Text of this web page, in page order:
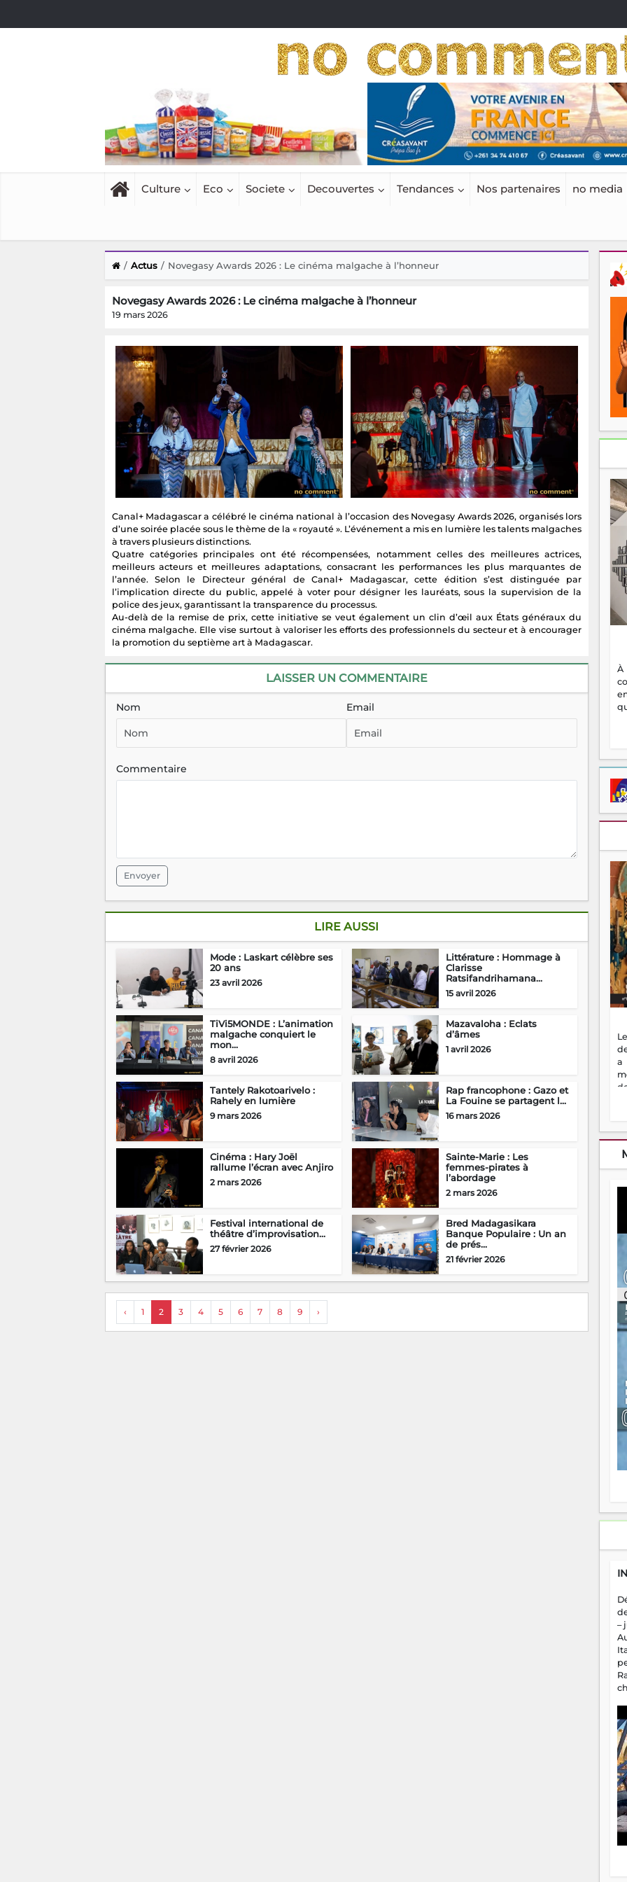
Culture Eco Societe Decouvertes Tendances Nos partenaires no media
Actus Novegasy Awards 2026 : Le cinéma malgache à l’honneur
Novegasy Awards 2026 : Le cinéma malgache à l’honneur
19 mars 2026
Canal+ Madagascar a célébré le cinéma national à l’occasion des Novegasy Awards 2026, organisés lors
d’une soirée placée sous le thème de la « royauté ». L’événement a mis en lumière les talents malgaches
à travers plusieurs distinctions.
Quatre catégories principales ont été récompensées, notamment celles des meilleures actrices,
meilleurs acteurs et meilleures adaptations, consacrant les performances les plus marquantes de
l’année. Selon le Directeur général de Canal+ Madagascar, cette édition s’est distinguée par
l’implication directe du public, appelé à voter pour désigner les lauréats, sous la supervision de la
police des jeux, garantissant la transparence du processus.
Au-delà de la remise de prix, cette initiative se veut également un clin d’œil aux États généraux du
cinéma malgache. Elle vise surtout à valoriser les efforts des professionnels du secteur et à encourager
la promotion du septième art à Madagascar.
LAISSER UN COMMENTAIRE
Nom Email
Commentaire
Envoyer
LIRE AUSSI
Mode : Laskart célèbre ses
20 ans
23 avril 2026
Littérature : Hommage à
Clarisse
Ratsifandrihamana...
15 avril 2026
TiVi5MONDE : L’animation
malgache conquiert le
mon...
8 avril 2026
Mazavaloha : Eclats
d’âmes
1 avril 2026
Tantely Rakotoarivelo :
Rahely en lumière
9 mars 2026
Rap francophone : Gazo et
La Fouine se partagent l...
16 mars 2026
Cinéma : Hary Joël
rallume l’écran avec Anjiro
2 mars 2026
Sainte-Marie : Les
femmes-pirates à
l’abordage
2 mars 2026
Festival international de
théâtre d’improvisation...
27 février 2026
Bred Madagasikara
Banque Populaire : Un an
de prés...
21 février 2026
‹ 1 2 3 4 5 6 7 8 9 ›
a
–